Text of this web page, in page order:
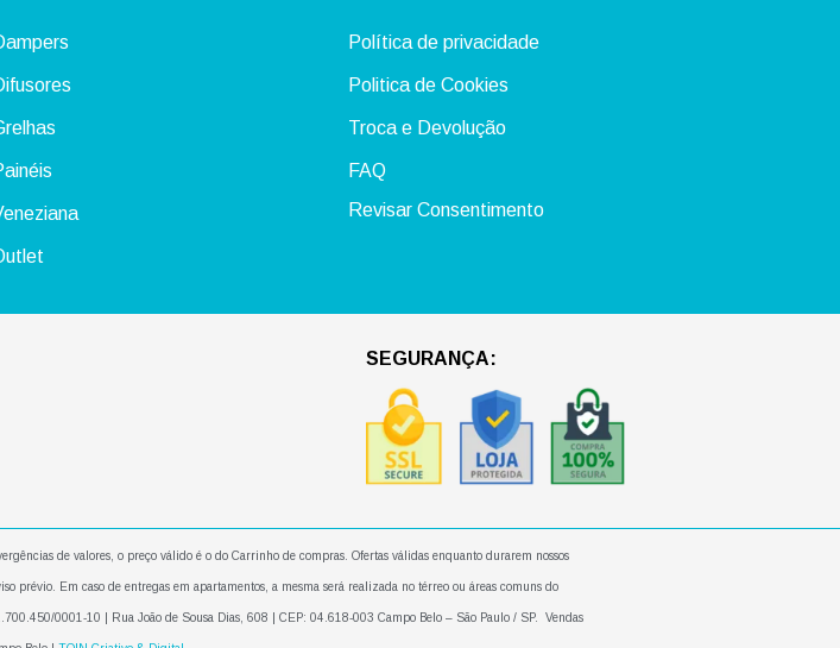
Política de privacidade
Politica de Cookies
Troca e Devolução
FAQ
Revisar Consentimento
SEGURANÇA:
de valores, o preço válido é o do Carrinho de compras. Ofertas válidas enquanto durarem nossos
prévio. Em caso de entregas em apartamentos, a mesma será realizada no térreo ou áreas comuns do
0001-10 | Rua João de Sousa Dias, 608 | CEP: 04.618-003 Campo Belo – São Paulo / SP. Vendas